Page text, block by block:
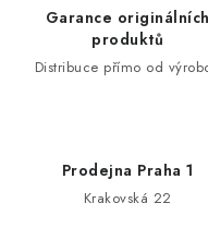
Garance originálních
produktů
Distribuce přímo od
Prodejna Praha 1
Krakovská 22